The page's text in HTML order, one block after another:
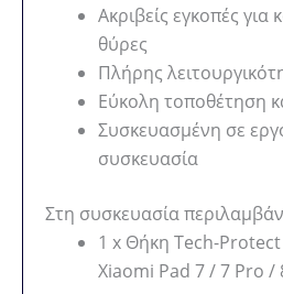
Ακριβείς εγκοπές για
θύρες
Πλήρης
Εύκολη τοποθέτηση
Συσκευασμένη σε
συσκευασία
Στη συσκευασία
1 x Θήκη Tech-
Xiaomi Pad 7 / 7 Pro /